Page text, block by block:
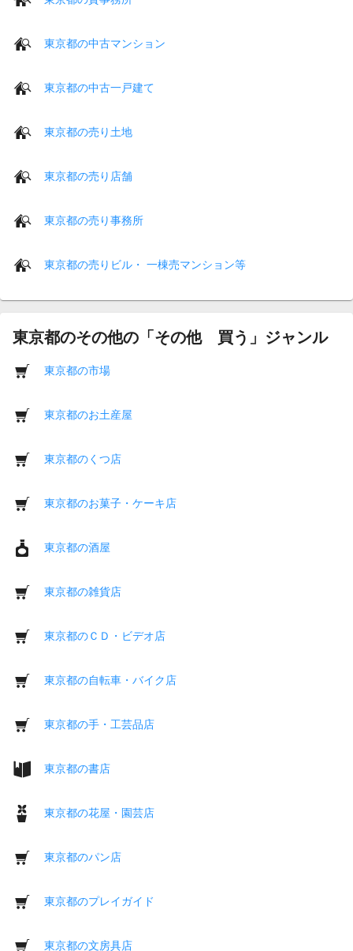
東京都の中古マンション
東京都の中古一戸建て
東京都の売り土地
東京都の売り店舗
東京都の売り事務所
東京都の売りビル・ 一棟売マンション等
東京都のその他の「その他 買う」ジャンル
東京都の市場
東京都のお土産屋
東京都のくつ店
東京都のお菓子・ケーキ店
東京都の酒屋
東京都の雑貨店
東京都のＣＤ・ビデオ店
東京都の自転車・バイク店
東京都の手・工芸品店
東京都の書店
東京都の花屋・園芸店
東京都のパン店
東京都のプレイガイド
東京都の文房具店